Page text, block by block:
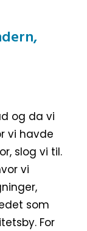
og da vi
vi havde
slog vi til.
vi
som
For